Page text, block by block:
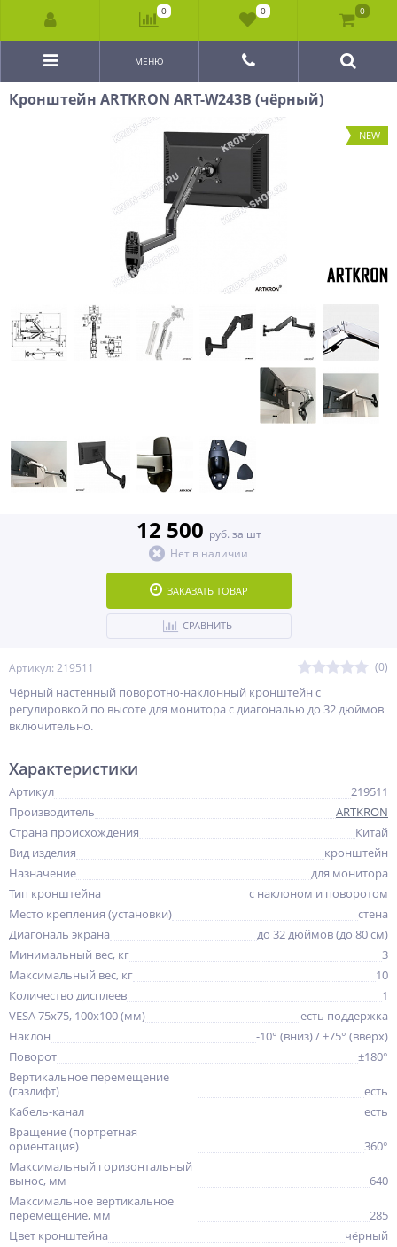
МЕНЮ
Кронштейн ARTKRON ART-W243B (чёрный)
NEW
Артикул: 219511 (0)
Чёрный настенный поворотно-наклонный кронштейн c
регулировкой по высоте для монитора с диагональю до 32 дюймов
включительно.
12 500 руб. за шт
Нет в наличии
ЗАКАЗАТЬ ТОВАР
СРАВНИТЬ
Характеристики
Артикул
219511
Производитель
ARTKRON
Страна происхождения
Китай
Вид изделия
кронштейн
Назначение
для монитора
Тип кронштейна
с наклоном и поворотом
Место крепления (установки)
стена
Диагональ экрана
до 32 дюймов (до 80 см)
Минимальный вес, кг
3
Максимальный вес, кг
10
Количество дисплеев
1
VESA 75x75, 100x100 (мм)
есть поддержка
Наклон
-10° (вниз) / +75° (вверх)
Поворот
±180°
Вертикальное перемещение
(газлифт)
есть
Кабель-канал
есть
Вращение (портретная
ориентация)
360°
Максимальный горизонтальный
вынос, мм
640
Максимальное вертикальное
перемещение, мм
285
Цвет кронштейна
чёрный
0 0 0